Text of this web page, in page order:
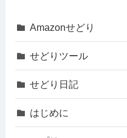
Amazonせどり
せどりツール
せどり日記
はじめに